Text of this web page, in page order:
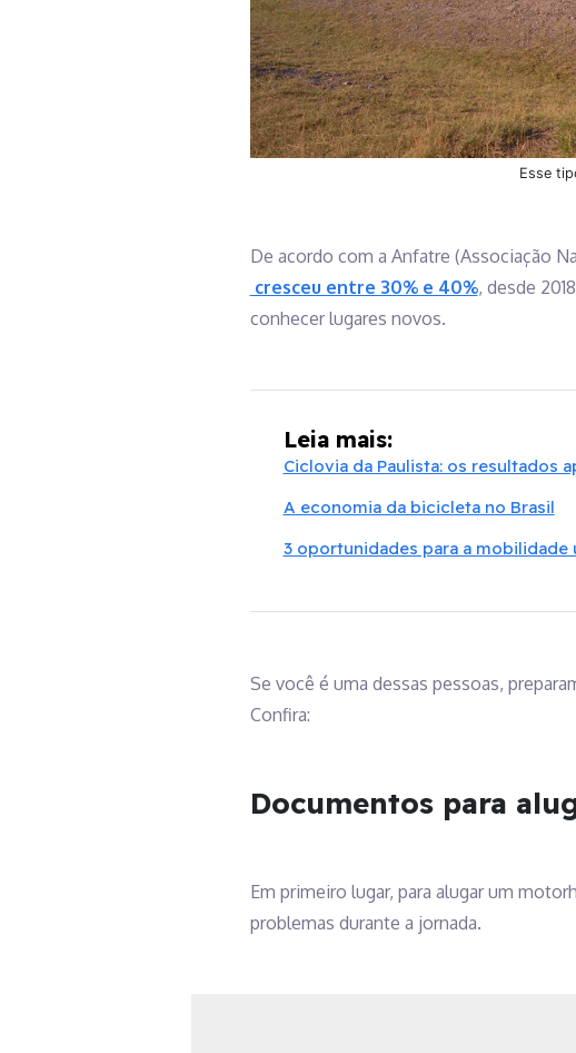
Esse
De acordo com a Anfatre (Associação
cresceu entre 30% e 40%, desde
conhecer lugares novos.
Leia mais:
Ciclovia da Paulista: os resultados
A economia da bicicleta no Brasil
3 oportunidades para a mobilidade
Se você é uma dessas pessoas,
Confira:
Documentos para
Em primeiro lugar, para alugar um
problemas durante a jornada.